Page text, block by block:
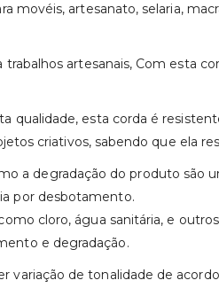
movéis, artesanato, selaria,
artesanais, Com esta
qualidade, esta corda é
criativos, sabendo que ela
a degradação do produto são
por desbotamento.
cloro, água sanitária, e
e degradação.
variação de tonalidade de